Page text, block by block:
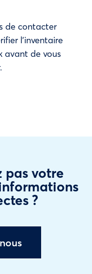
de contacter
l’inventaire
avant de vous
pas votre
?